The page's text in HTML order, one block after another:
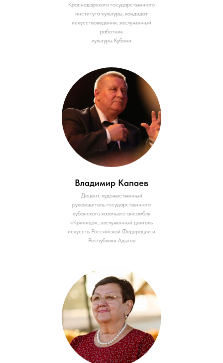
Краснодарского государственного
института культуры, кандидат
искусствоведения, заслуженный
работник
культуры Кубани
Владимир Капаев
Доцент, художественный
руководитель государственного
кубанского казачьего ансамбля
«Криница», заслуженный деятель
искусств Российской Федерации и
Республики Адыгея